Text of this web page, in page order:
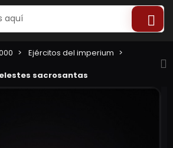
Ejércitos del imperium
sacrosantas